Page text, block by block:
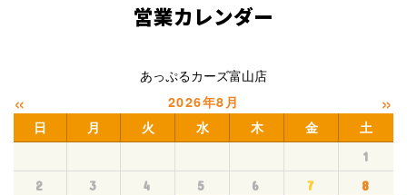
営業カレンダー
あっぷるカーズ富山店
« 2026年8月 »
日 月 火 水 木 金 土
1
2
3 4 5 6 7
8